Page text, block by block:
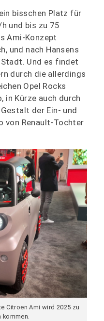
bisschen Platz für
und bis zu 75
Ami-Konzept
und nach Hansens
Und es findet
durch die allerdings
Opel Rocks
in Kürze auch durch
der Ein- und
von Renault-Tochter
Citroen Ami wird 2025 zu
kommen.